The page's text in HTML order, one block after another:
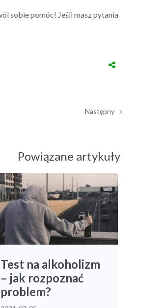
sobie pomóc! Jeśli masz pytania
Następny
Powiązane artykuły
Test na alkoholizm
– jak rozpoznać
problem?